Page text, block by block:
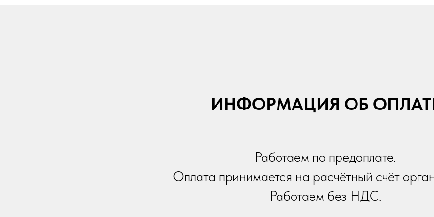
ИНФОРМАЦИЯ ОБ
Работаем по предоплате.
Оплата принимается на расчётный счёт
Работаем без НДС.